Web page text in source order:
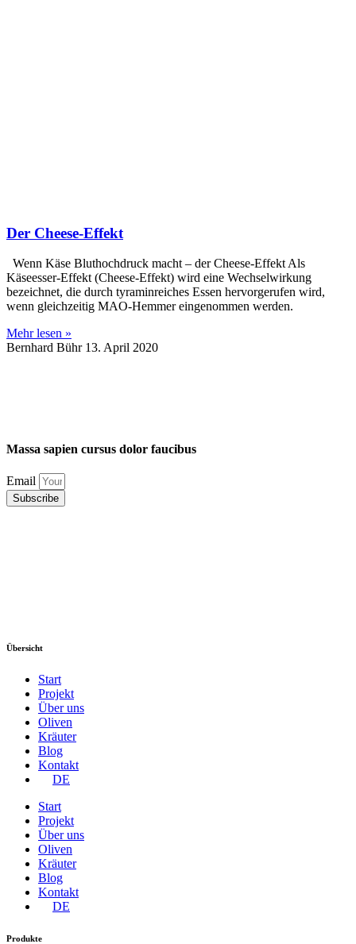
Der Cheese-Effekt
Wenn Käse Bluthochdruck macht – der Cheese-Effekt Als
Käseesser-Effekt (Cheese-Effekt) wird eine Wechselwirkung
bezeichnet, die durch tyraminreiches Essen hervorgerufen wird,
wenn gleichzeitig MAO-Hemmer eingenommen werden.
Mehr lesen »
Bernhard Bühr 13. April 2020
Massa sapien cursus dolor faucibus
Email
Subscribe
Übersicht
Start
Projekt
Über uns
Oliven
Kräuter
Blog
Kontakt
DE
Start
Projekt
Über uns
Oliven
Kräuter
Blog
Kontakt
DE
Produkte